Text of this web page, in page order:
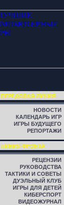
ПЕРЕДОВАЯ ЛИНИЯ
НОВОСТИ
КАЛЕНДАРЬ ИГР
ИГРЫ БУДУЩЕГО
РЕПОРТАЖИ
ЛИНИЯ ФРОНТА
РЕЦЕНЗИИ
РУКОВОДСТВА
ТАКТИКИ И СОВЕТЫ
ДУЭЛЬНЫЙ КЛУБ
ИГРЫ ДЛЯ ДЕТЕЙ
КИБЕРСПОРТ
ВИДЕОЖУРНАЛ